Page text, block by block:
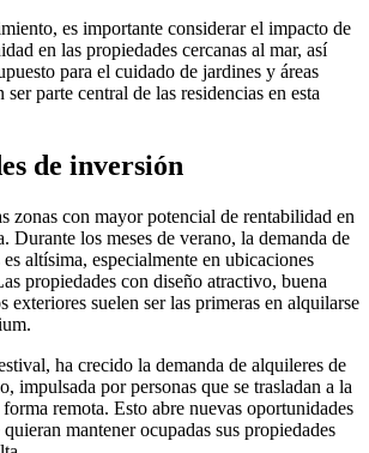
es importante considerar el impacto de
en las propiedades cercanas al mar, así
para el cuidado de jardines y áreas
ser parte central de las residencias en esta
de inversión
zonas con mayor potencial de rentabilidad en
Durante los meses de verano, la demanda de
es altísima, especialmente en ubicaciones
propiedades con diseño atractivo, buena
exteriores suelen ser las primeras en alquilarse
ha crecido la demanda de alquileres de
impulsada por personas que se trasladan a la
remota. Esto abre nuevas oportunidades
mantener ocupadas sus propiedades